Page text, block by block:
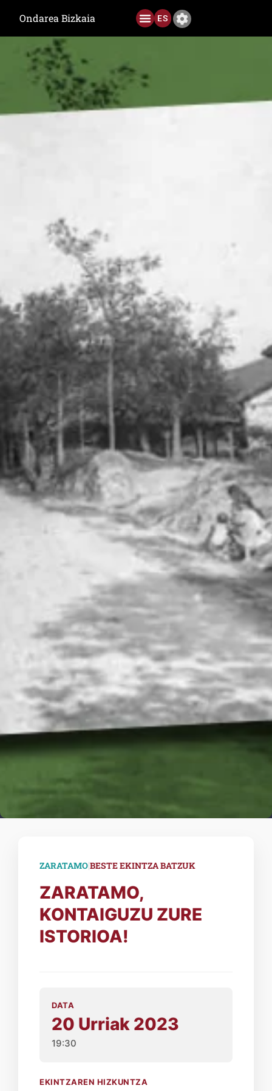
Ondarea Bizkaia ES
ZARATAMO|BESTE EKINTZA BATZUK
ZARATAMO,
KONTAIGUZU ZURE
ISTORIOA!
DATA
20 Urriak 2023
19:30
EKINTZAREN HIZKUNTZA